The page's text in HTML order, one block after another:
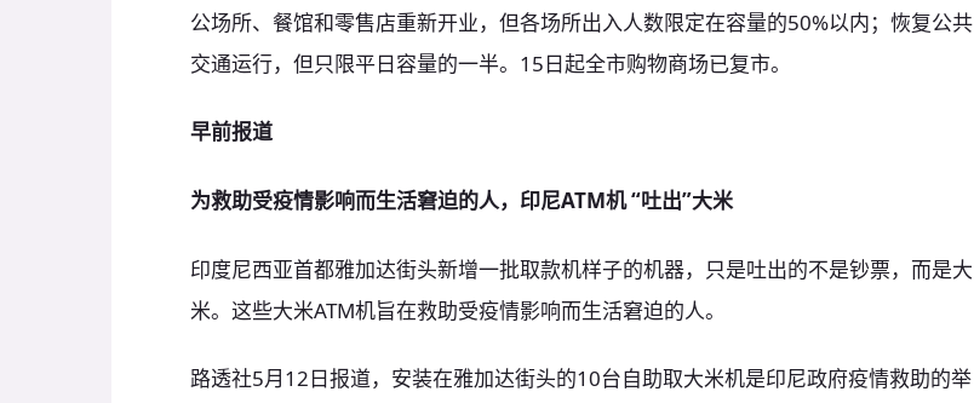
公场所、餐馆和零售店重新开业，但各场所出入人数限定在容量的50%以内；恢复公共
交通运行，但只限平日容量的一半。15日起全市购物商场已复市。
早前报道
为救助受疫情影响而生活窘迫的人，印尼ATM机 “吐出”大米
印度尼西亚首都雅加达街头新增一批取款机样子的机器，只是吐出的不是钞票，而是大
米。这些大米ATM机旨在救助受疫情影响而生活窘迫的人。
路透社5月12日报道，安装在雅加达街头的10台自助取大米机是印尼政府疫情救助的举